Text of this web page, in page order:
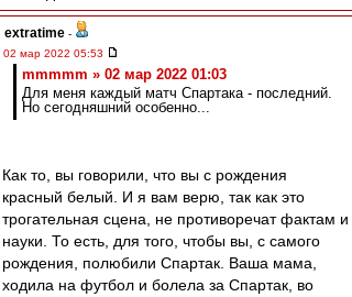
extratime -
02 мар 2022 05:53
mmmmm » 02 мар 2022 01:03
Для меня каждый матч Спартака - последний.
Но сегодняшний особенно...
Как то, вы говорили, что вы с рождения
красный белый. И я вам верю, так как это
трогательная сцена, не противоречат фактам и
науки. То есть, для того, чтобы вы, с самого
рождения, полюбили Спартак. Ваша мама,
ходила на футбол и болела за Спартак, во